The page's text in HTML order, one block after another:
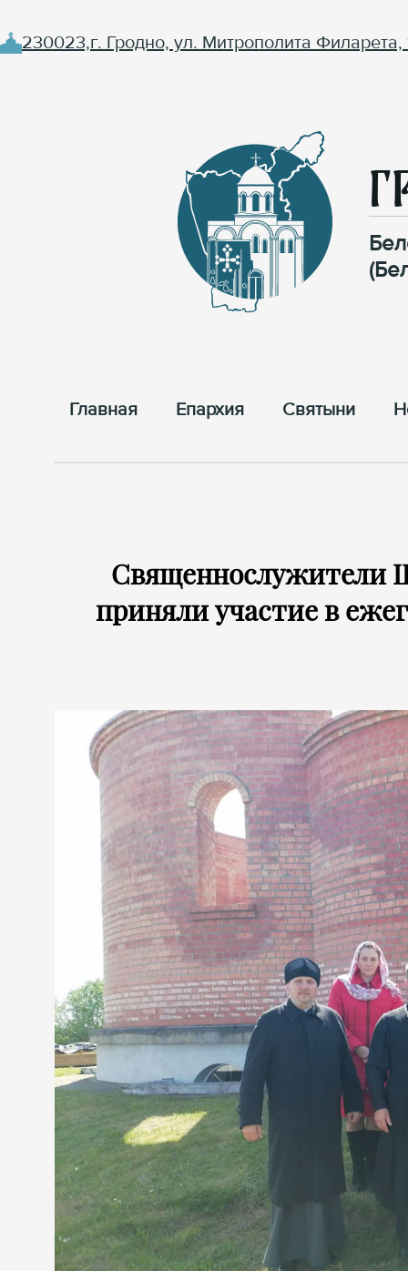
230023,г. Гродно, ул. Митрополита Филарета,
Главная Епархия Cвятыни
Священнослужители
приняли участие в